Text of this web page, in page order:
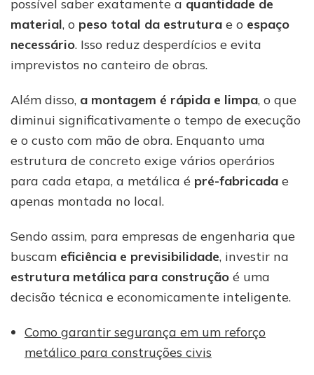
possível saber exatamente a quantidade de
material, o peso total da estrutura e o espaço
necessário. Isso reduz desperdícios e evita
imprevistos no canteiro de obras.
Além disso, a montagem é rápida e limpa, o que
diminui significativamente o tempo de execução
e o custo com mão de obra. Enquanto uma
estrutura de concreto exige vários operários
para cada etapa, a metálica é pré-fabricada e
apenas montada no local.
Sendo assim, para empresas de engenharia que
buscam eficiência e previsibilidade, investir na
estrutura metálica para construção é uma
decisão técnica e economicamente inteligente.
Como garantir segurança em um reforço
metálico para construções civis